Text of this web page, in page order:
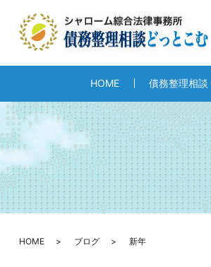
HOME 債務整理相談
HOME ブログ 新年